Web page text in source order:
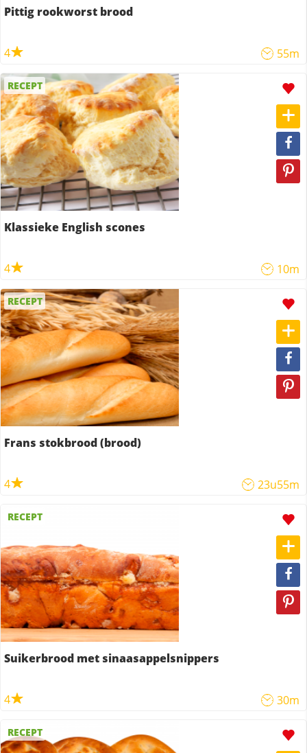
Pittig rookworst brood
4 55m
RECEPT
Klassieke English scones
4 10m
RECEPT
Frans stokbrood (brood)
4 23u55m
RECEPT
Suikerbrood met sinaasappelsnippers
4 30m
RECEPT